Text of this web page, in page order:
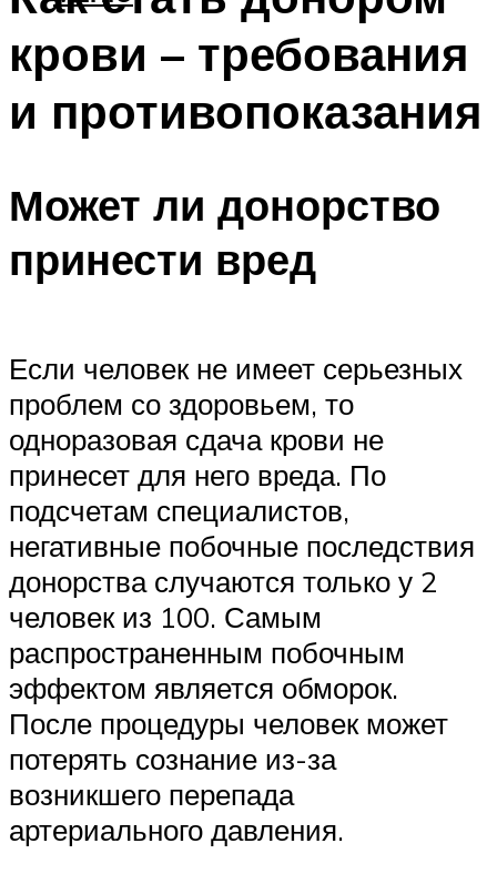
крови – требования
и противопоказания
Может ли донорство
принести вред
Если человек не имеет серьезных
проблем со здоровьем, то
одноразовая сдача крови не
принесет для него вреда. По
подсчетам специалистов,
негативные побочные последствия
донорства случаются только у 2
человек из 100. Самым
распространенным побочным
эффектом является обморок.
После процедуры человек может
потерять сознание из-за
возникшего перепада
артериального давления.